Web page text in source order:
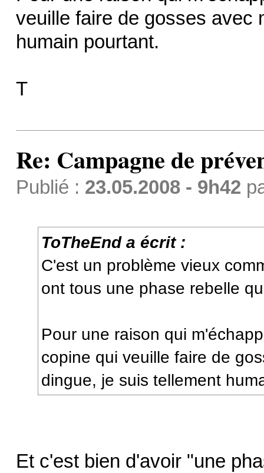
veuille faire de gosses avec
humain pourtant.
T
Re: Campagne de
Publié : 23.05.2008 - 9h42
ToTheEnd a écrit :
C'est un problème vieux
ont tous une phase rebelle
Pour une raison qui
copine qui veuille faire de
dingue, je suis tellement
Et c'est bien d'avoir "une